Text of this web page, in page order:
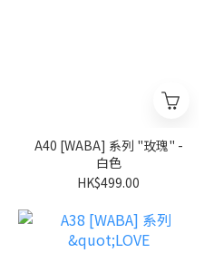
A40 [WABA] 系列 "玫瑰" -
白色
HK$499.00